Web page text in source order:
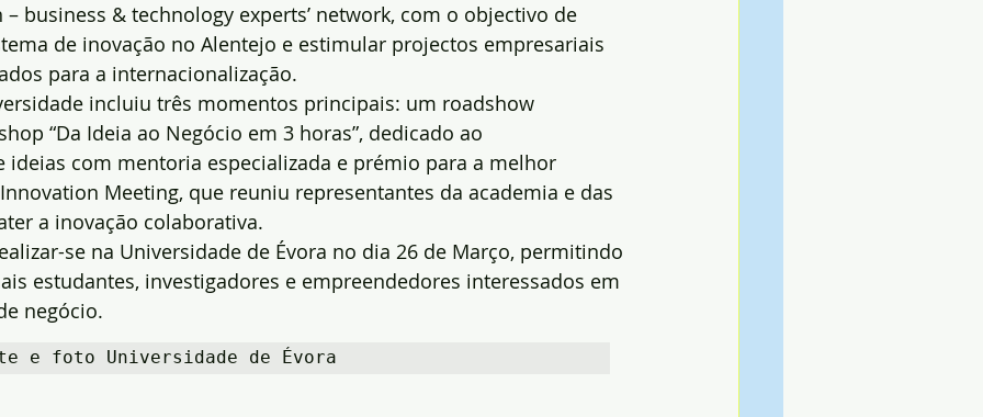
business & technology experts’ network, com o objectivo de
de inovação no Alentejo e estimular projectos empresariais
para a internacionalização.
incluiu três momentos principais: um roadshow
“Da Ideia ao Negócio em 3 horas”, dedicado ao
ideias com mentoria especializada e prémio para a melhor
Meeting, que reuniu representantes da academia e das
a inovação colaborativa.
se na Universidade de Évora no dia 26 de Março, permitindo
estudantes, investigadores e empreendedores interessados em
negócio.
e foto Universidade de Évora